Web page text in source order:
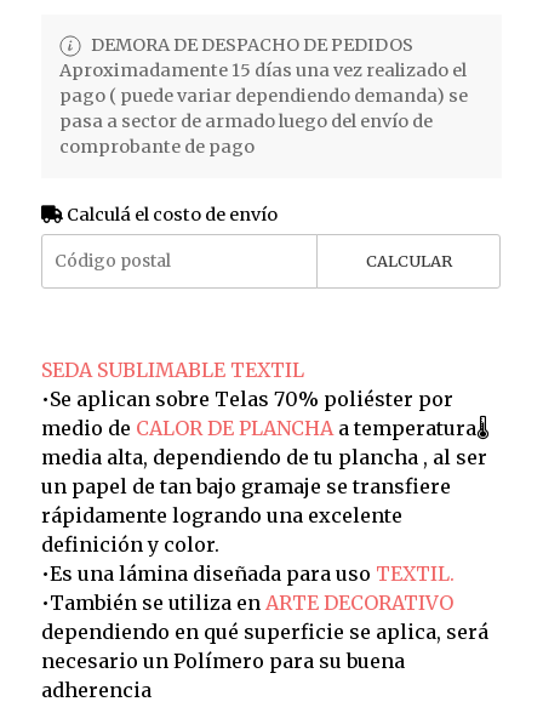
DEMORA DE DESPACHO DE PEDIDOS
Aproximadamente 15 días una vez realizado el
pago ( puede variar dependiendo demanda) se
pasa a sector de armado luego del envío de
comprobante de pago
Calculá el costo de envío
CALCULAR
SEDA SUBLIMABLE TEXTIL
•Se aplican sobre Telas 70% poliéster por
medio de CALOR DE PLANCHA a temperatura🌡️
media alta, dependiendo de tu plancha , al ser
un papel de tan bajo gramaje se transfiere
rápidamente logrando una excelente
definición y color.
•Es una lámina diseñada para uso TEXTIL.
•También se utiliza en ARTE DECORATIVO
dependiendo en qué superficie se aplica, será
necesario un Polímero para su buena
adherencia